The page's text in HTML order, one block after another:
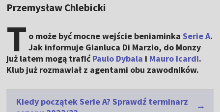
Przemysław Chlebicki
T o może być mocne wejście beniaminkaSerie A.
Jak informuje Gianluca Di Marzio, do Monzy
już latem mogą trafićPaulo Dybala i Mauro Icardi.
Klub już rozmawiał z agentami obu zawodników.
Kiedy początek Serie A? Sprawdź terminarz